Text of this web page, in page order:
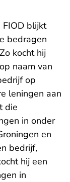
FIOD blijkt
bedragen
kocht hij
naam van
op
leningen aan
die
in onder
en
bedrijf,
hij een
in